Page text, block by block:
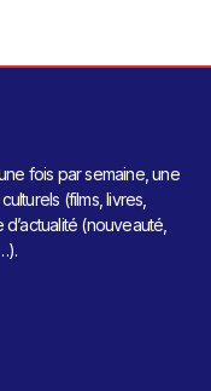
fois par semaine, une
(films, livres,
(nouveauté,